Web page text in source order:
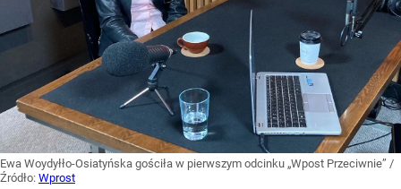
Ewa Woydyłło-Osiatyńska gościła w pierwszym odcinku „Wpost Przeciwnie” /
Źródło: Wprost